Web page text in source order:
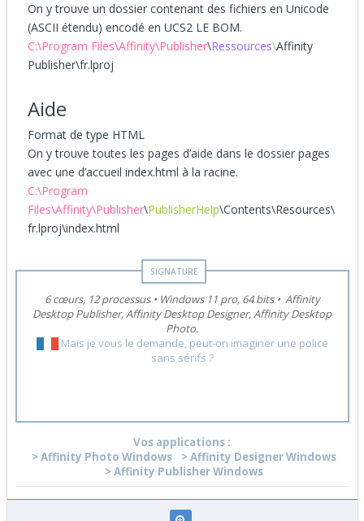
On y trouve un dossier contenant des fichiers en Unicode
(ASCII étendu) encodé en UCS2 LE BOM.
C:\Program Files\Affinity\Publisher\Ressources\Affinity
Publisher\fr.lproj
Aide
Format de type HTML
On y trouve toutes les pages d’aide dans le dossier pages
avec une d’accueil index.html à la racine.
C:\Program
Files\Affinity\Publisher\PublisherHelp\Contents\Resources\
fr.lproj\index.html
6 cœurs, 12 processus• Windows 11 pro, 64 bits • Affinity
Desktop Publisher, Affinity Desktop Designer, Affinity Desktop
Photo.
Mais je vous le demande, peut-on imaginer une police
sans sérifs ?
Vos applications :
> Affinity Photo Windows
> Affinity Designer Windows
> Affinity Publisher Windows